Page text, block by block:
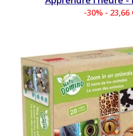
-30% - 23,66